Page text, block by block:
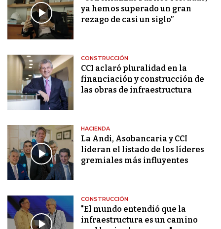
ya hemos superado un gran
rezago de casi un siglo”
CONSTRUCCIÓN
CCI aclaró pluralidad en la
financiación y construcción de
las obras de infraestructura
HACIENDA
La Andi, Asobancaria y CCI
lideran el listado de los líderes
gremiales más influyentes
CONSTRUCCIÓN
"El mundo entendió que la
infraestructura es un camino